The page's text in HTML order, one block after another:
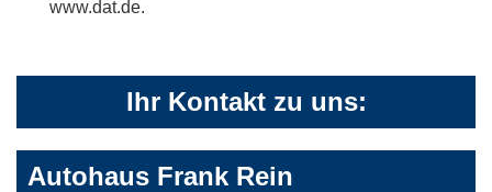
www.dat.de.
Ihr Kontakt zu uns:
Autohaus Frank Rein